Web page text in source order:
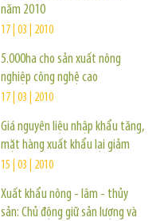
năm 2010
17 | 03 | 2010
5.000ha cho sản xuất nông
nghiệp công nghệ cao
17 | 03 | 2010
Giá nguyên liệu nhập khẩu tăng,
mặt hàng xuất khẩu lại giảm
15 | 03 | 2010
Xuất khẩu nông - lâm - thủy
sản: Chủ động giữ sản lượng và